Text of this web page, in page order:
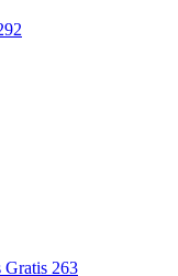
Gratis 263